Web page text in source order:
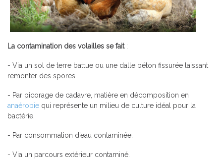
La contamination des volailles se fait :
- Via un sol de terre battue ou une dalle béton fissurée laissant
remonter des spores.
- Par picorage de cadavre, matière en décomposition en
anaérobie qui représente un milieu de culture idéal pour la
bactérie.
- Par consommation d’eau contaminée.
- Via un parcours extérieur contaminé.